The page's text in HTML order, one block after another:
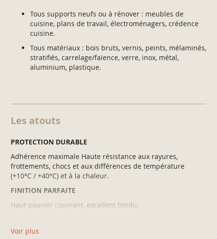
Tous supports neufs ou à rénover : meubles de
cuisine, plans de travail, électroménagers, crédence
cuisine.
Tous matériaux : bois bruts, vernis, peints, mélaminés,
stratifiés, carrelage/faïence, verre, inox, métal,
aluminium, plastique.
Les atouts
PROTECTION DURABLE
Adhérence maximale Haute résistance aux rayures,
frottements, chocs et aux différences de température
(+10°C / +40°C) et à la chaleur.
FINITION PARFAITE
Haut pouvoir couvrant, excellent tendu.
Sous-couche intégrée, ultra adhérent, ultra lessivable.
Voir plus